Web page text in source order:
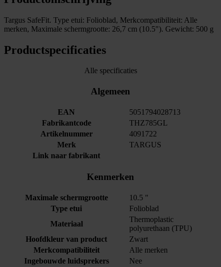
Targus SafeFit. Type etui: Folioblad, Merkcompatibiliteit: Alle
merken, Maximale schermgrootte: 26,7 cm (10.5"). Gewicht: 500 g
Productspecificaties
Alle specificaties
Algemeen
EAN
5051794028713
Fabrikantcode
THZ785GL
Artikelnummer
4091722
Merk
TARGUS
Link naar fabrikant
Kenmerken
Maximale schermgrootte
10.5 "
Type etui
Folioblad
Materiaal
Thermoplastic
polyurethaan (TPU)
Hoofdkleur van product
Zwart
Merkcompatibiliteit
Alle merken
Ingebouwde luidsprekers
Nee